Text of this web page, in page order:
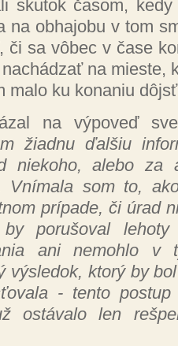
skutok časom,
na obhajobu v tom
či sa vôbec v čase
nachádzať na mieste,
malo ku konaniu
na výpoveď
žiadnu ďalšiu
niekoho, alebo za
Vnímala som to,
prípade, či úrad
byporušoval
ani nemohlo v
výsledok, ktorý by
- tento
ostávalolen